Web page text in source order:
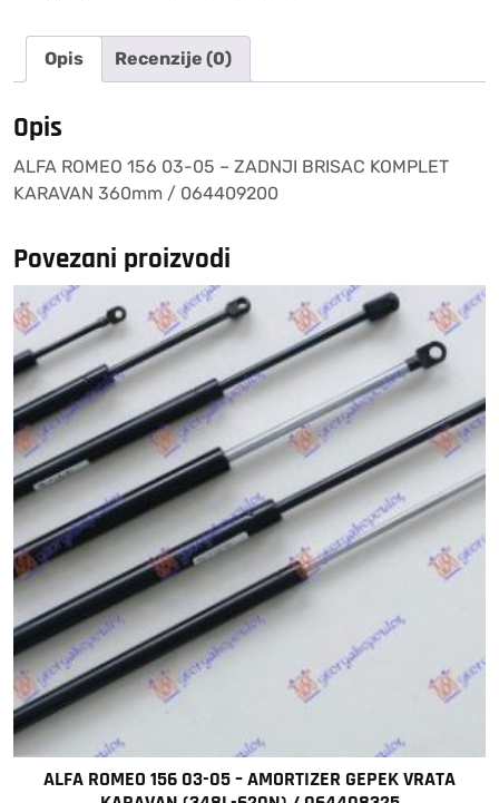
ZADNJI
BRISAC
KOMPLET
KARAVAN
360mm
/
količina
Opis Recenzije (0)
Opis
ALFA ROMEO 156 03-05 – ZADNJI BRISAC KOMPLET
KARAVAN 360mm / 064409200
Povezani proizvodi
ALFA ROMEO 156 03-05 – AMORTIZER GEPEK VRATA